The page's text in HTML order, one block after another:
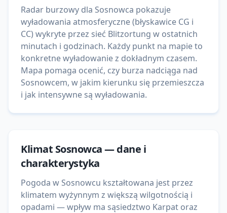
Radar burzowy dla Sosnowca pokazuje
wyładowania atmosferyczne (błyskawice CG i
CC) wykryte przez sieć Blitzortung w ostatnich
minutach i godzinach. Każdy punkt na mapie to
konkretne wyładowanie z dokładnym czasem.
Mapa pomaga ocenić, czy burza nadciąga nad
Sosnowcem, w jakim kierunku się przemieszcza
i jak intensywne są wyładowania.
Klimat Sosnowca— dane i
charakterystyka
Pogoda w Sosnowcu kształtowana jest przez
klimatem wyżynnym z większą wilgotnością i
opadami — wpływ ma sąsiedztwo Karpat oraz